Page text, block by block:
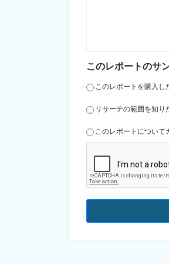
このレポートのサ
このレポートを購入し
リサーチの範囲を知り
このレポートについて